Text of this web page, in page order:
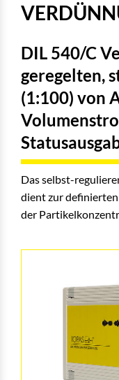
DIL 540/C
geregelten,
(1:100) von
Das selbst-
dient zur
der